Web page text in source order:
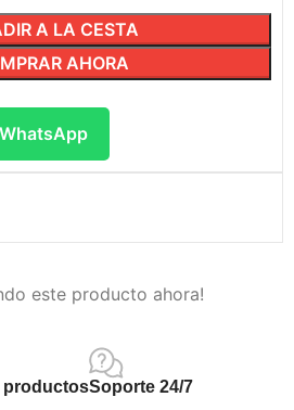
A LA CESTA
AHORA
este producto ahora!
productosSoporte 24/7